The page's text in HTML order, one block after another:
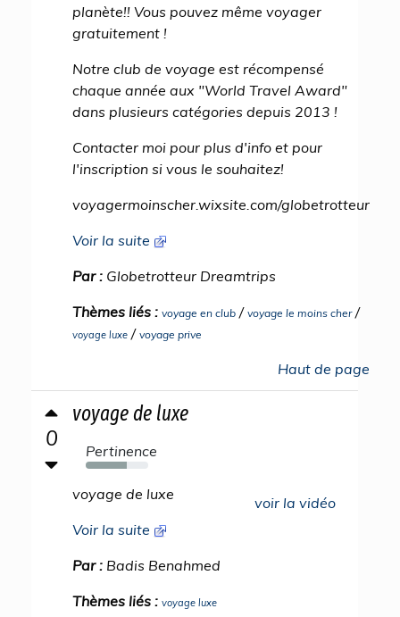
planète!! Vous pouvez même voyager
gratuitement !
Notre club de voyage est récompensé
chaque année aux "World Travel Award"
dans plusieurs catégories depuis 2013 !
Contacter moi pour plus d'info et pour
l'inscription si vous le souhaitez!
voyagermoinscher.wixsite.com/globetrotteur
Voir la suite
Par : Globetrotteur Dreamtrips
Thèmes liés : voyage en club / voyage le moins cher/
voyage luxe / voyage prive
Haut de page
0
voyage de luxe
Pertinence
66%
voir la vidéo
voyage de luxe
Voir la suite
Par : Badis Benahmed
Thèmes liés : voyage luxe